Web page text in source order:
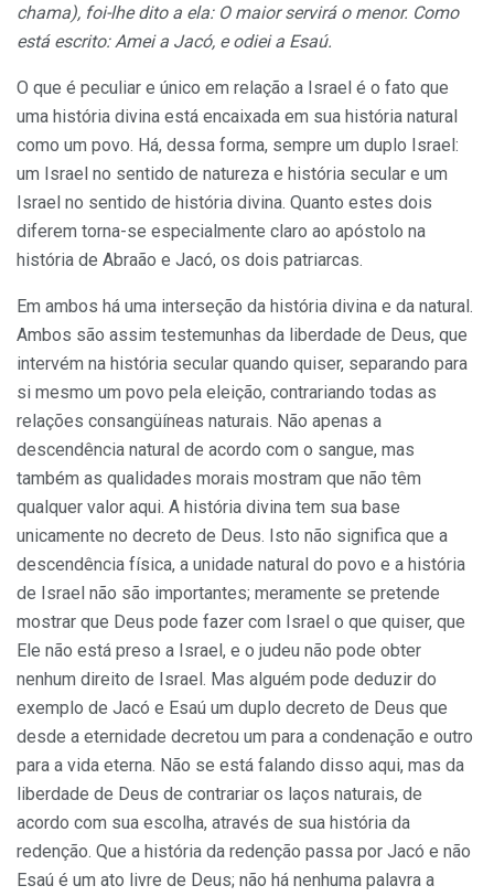
chama), foi-lhe dito a ela: O maior servirá o menor. Como
está escrito: Amei a Jacó, e odiei a Esaú.
O que é peculiar e único em relação a Israel é o fato que
uma história divina está encaixada em sua história natural
como um povo. Há, dessa forma, sempre um duplo Israel:
um Israel no sentido de natureza e história secular e um
Israel no sentido de história divina. Quanto estes dois
diferem torna-se especialmente claro ao apóstolo na
história de Abraão e Jacó, os dois patriarcas.
Em ambos há uma interseção da história divina e da natural.
Ambos são assim testemunhas da liberdade de Deus, que
intervém na história secular quando quiser, separando para
si mesmo um povo pela eleição, contrariando todas as
relações consangüíneas naturais. Não apenas a
descendência natural de acordo com o sangue, mas
também as qualidades morais mostram que não têm
qualquer valor aqui. A história divina tem sua base
unicamente no decreto de Deus. Isto não significa que a
descendência física, a unidade natural do povo e a história
de Israel não são importantes; meramente se pretende
mostrar que Deus pode fazer com Israel o que quiser, que
Ele não está preso a Israel, e o judeu não pode obter
nenhum direito de Israel. Mas alguém pode deduzir do
exemplo de Jacó e Esaú um duplo decreto de Deus que
desde a eternidade decretou um para a condenação e outro
para a vida eterna. Não se está falando disso aqui, mas da
liberdade de Deus de contrariar os laços naturais, de
acordo com sua escolha, através de sua história da
redenção. Que a história da redenção passa por Jacó e não
Esaú é um ato livre de Deus; não há nenhuma palavra a